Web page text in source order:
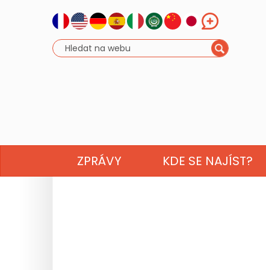
ZPRÁVY KDE SE NAJÍST?